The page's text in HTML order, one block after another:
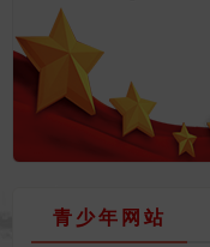
青少年网站